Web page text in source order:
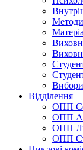
Вибори
Відділення
ОПП
ОПП
ОПП
ОПП